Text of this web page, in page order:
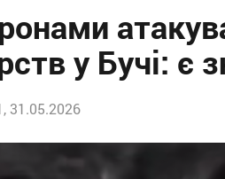
у Бучі: є
31.05.2026